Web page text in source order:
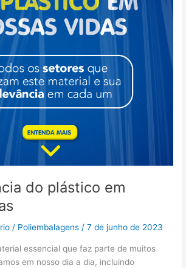
do plástico em
/ Poliembalagens/7 de junho de 2023
essencial que faz parte de muitos
em nosso dia a dia, incluindo